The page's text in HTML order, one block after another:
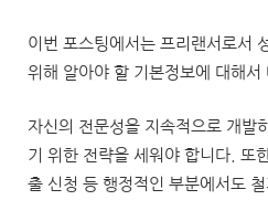
이번 포스팅에서는 프리랜서로서
위해 알아야 할 기본정보에 대해서
자신의 전문성을 지속적으로 개발
기 위한 전략을 세워야 합니다. 또
출 신청 등 행정적인 부분에서도